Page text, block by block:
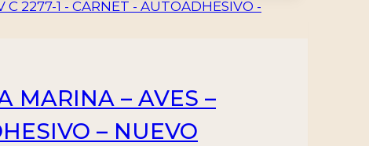
MARINA – AVES –
– NUEVO